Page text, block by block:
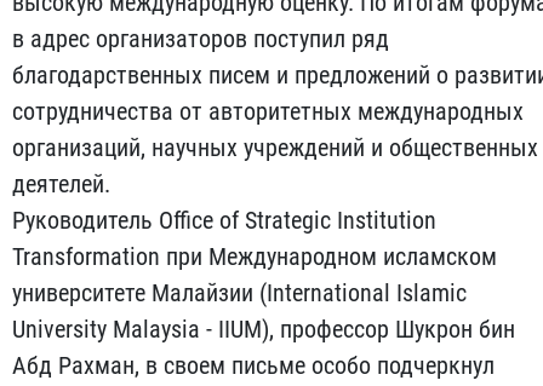
в адрес организаторов поступил ряд
благодарственных писем и предложений о
сотрудничества от авторитетных международных
организаций, научных учреждений и общественных
деятелей.
Руководитель Office of Strategic Institution
Transformation при Международном исламском
университете Малайзии (International Islamic
University Malaysia - IIUM), профессор Шукрон бин
Абд Рахман, в своем письме особо подчеркнул